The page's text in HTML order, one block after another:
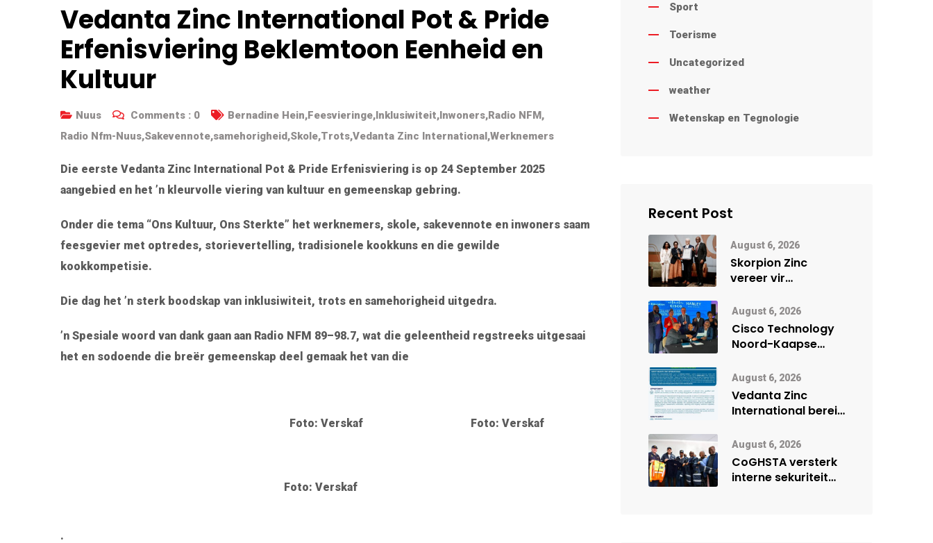
Vedanta Zinc International Pot & Pride
Erfenisviering Beklemtoon Eenheid en
Kultuur
Nuus Comments : 0 Bernadine Hein,Feesvieringe,Inklusiwiteit,Inwoners,Radio NFM,
Radio Nfm-Nuus,Sakevennote,samehorigheid,Skole,Trots,Vedanta Zinc International,Werknemers
Die eerste Vedanta Zinc International Pot & Pride Erfenisviering is op 24 September 2025
aangebied en het ’n kleurvolle viering van kultuur en gemeenskap gebring.
Onder die tema “Ons Kultuur, Ons Sterkte” het werknemers, skole, sakevennote en inwoners saam
feesgevier met optredes, storievertelling, tradisionele kookkuns en die gewilde
kookkompetisie.
Die dag het ’n sterk boodskap van inklusiwiteit, trots en samehorigheid uitgedra.
’n Spesiale woord van dank gaan aan Radio NFM 89–98.7, wat die geleentheid regstreeks uitgesaai
het en sodoende die breër gemeenskap deel gemaak het van die
Foto: Verskaf Foto: Verskaf
Foto: Verskaf
.
Sport
Toerisme
Uncategorized
weather
Wetenskap en Tegnologie
Recent Post
August 6, 2026
Skorpion Zinc
vereer vir
veiligheidsprestasie
by Namibië Mynbou
Ekspo
August 6, 2026
Cisco Technology
Noord-Kaapse
digitale toekoms
deur Cisco-
vennootskap
August 6, 2026
Vedanta Zinc
International berei
vir moontlike
herbegin
August 6, 2026
CoGHSTA versterk
interne sekuriteit